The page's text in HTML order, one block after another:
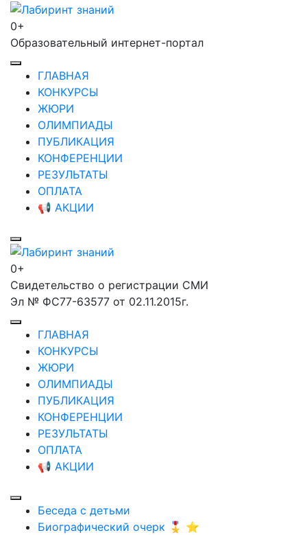
Перейти
содержимому
Enter)
Лабиринт знаний
0+
Образовательный интернет-портал
ГЛАВНАЯ
КОНКУРСЫ
ЖЮРИ
ОЛИМПИАДЫ
ПУБЛИКАЦИЯ
КОНФЕРЕНЦИИ
РЕЗУЛЬТАТЫ
ОПЛАТА
📢 АКЦИИ
Лабиринт знаний
0+
Свидетельство о регистрации СМИ
Эл № ФС77-63577 от 02.11.2015г.
ГЛАВНАЯ
КОНКУРСЫ
ЖЮРИ
ОЛИМПИАДЫ
ПУБЛИКАЦИЯ
КОНФЕРЕНЦИИ
РЕЗУЛЬТАТЫ
ОПЛАТА
📢 АКЦИИ
Беседа с детьми
Биографический очерк 🎖️ ⭐